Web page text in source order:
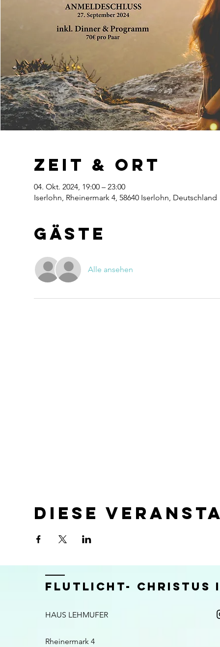
Zeit & Ort
04. Okt. 2024, 19:00 – 23:00
Iserlohn, Rheinermark 4, 58640 Iserlohn, Deutschland
Gäste
Alle ansehen
Diese
FLUTLICHT- CHRISTUS
HAUS LEHMUFER
Rheinermark 4